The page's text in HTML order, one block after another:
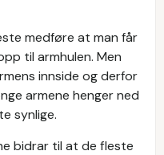
medføre at man får
til armhulen. Men
innside og derfor
armene henger ned
synlige.
bidrar til at de fleste